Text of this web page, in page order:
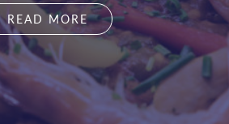
READ MORE